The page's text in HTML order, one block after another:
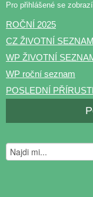
Pro přihlášené se
ROČNÍ 2025
CZ ŽIVOTNÍ SEZNAM
WP ŽIVOTNÍ
WP roční seznam
POSLEDNÍ